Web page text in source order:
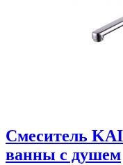
Смеситель
ванны с душем